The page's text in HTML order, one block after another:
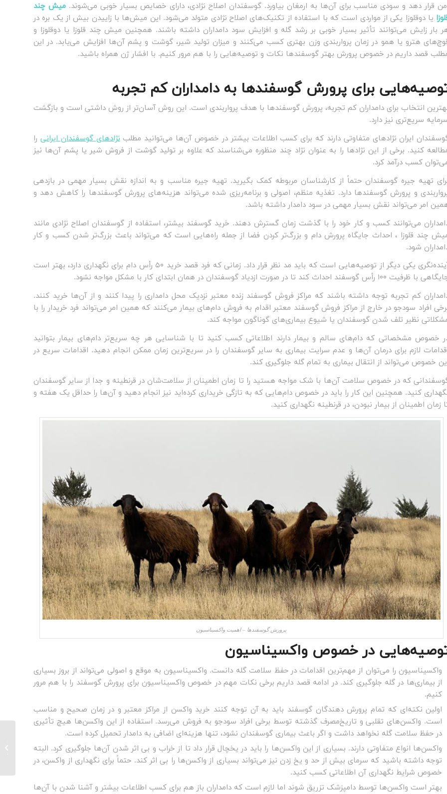
قرار دهد و سودی مناسب برای آن‌ها به ارمغان بیاورد. گوسفندان اصلاح نژادی، دارای خصایص بسیار خوبی می‌شوند.میش چند
یا دوقلوزا یکی از مواردی است که با استفاده از تکنیک‌های اصلاح نژادی متولد می‌شود. این میش‌ها با زاییدن بیش از یک بره در
بار زایش می‌توانند تأثیر بسیار خوبی بر رشد گله و افزایش سود دامداران داشته باشند. همچنین میش چند قلوزا یا دوقلوزا و
هترو یا همو در زمان پرواربندی وزن بهتری کسب می‌کنند و میزان تولید شیر، گوشت و پشم آن‌ها افزایش می‌یابد. در این
قصد داریم در خصوص پرورش بهتر گوسفندها نکات و توصیه‌هایی را با هم مرور کنیم. با افشار ژن همراه باشید.
برای پرورش گوسفندها به دامداران کم تجربه
انتخاب برای دامداران کم تجربه، پرورش گوسفندها با هدف پرواربندی است. این روش آسان‌تر از روش داشتی است و بازگشت
سریع‌تری نیز دارد.
ایران نژادهای متفاوتی دارند که برای کسب اطلاعات بیشتر در خصوص آن‌ها می‌توانید مطلبنژادهای گوسفندان ایرانی را
کنید. برخی از این نژادها را به عنوان نژاد چند منظوره می‌شناسند که علاوه بر تولید گوشت از فروش شیر یا پشم آن‌ها نیز
کسب درآمد کرد.
تهیه جیره گوسفندان حتماً از کارشناسان مربوطه کمک بگیرید. تهیه جیره مناسب و به اندازه نقش بسیار مهمی در بازدهی
و پرورش گوسفندها دارد. تغذیه منظم، اصولی و برنامه‌ریزی شده می‌تواند هزینه‌های پرورش گوسفندها را کاهش دهد و
امر می‌تواند نقش بسیار مهمی در سود دامدار داشته باشد.
می‌توانند کسب و کار خود را با گذشت زمان گسترش دهند. خرید گوسفند بیشتر، استفاده از گوسفندان اصلاح نژادی مانند
چند قلوزا ، احداث جایگاه پرورش دام و بزرگ‌تر کردن فضا از جمله راه‌هایی است که می‌تواند باعث بزرگ‌تر شدن کسب و کار
شود.
آینده‌نگری یکی دیگر از توصیه‌هایی است که باید مد نظر قرار داد. زمانی که فرد قصد خرید ۵۰ رأس دام برای نگهداری دارد، بهتر است
با ظرفیت ۱۰۰ رأس گوسفند احداث کند تا در صورت ازدیاد گوسفندان در همان ابتدای کار با مشکل مواجه نشود.
کم تجربه توجه داشته باشند که مراکز فروش گوسفند زنده معتبر نزدیک محل دامداری را پیدا کنند و از آن‌ها خرید کنند.
افراد سودجو در خارج از مراکز فروش گوسفند معتبر اقدام به فروش دام‌های بیمار می‌کنند که همین امر می‌تواند فرد خریدار را با
نظیر تلف شدن گوسفندان یا شیوع بیماری‌های گوناگون مواجه کند.
خصوص مشخصاتی که دام‌های سالم و بیمار دارند اطلاعاتی کسب کنید تا با شناسایی هر چه سریع‌تر دام‌های بیمار بتوانید
لازم برای درمان آن‌ها و عدم سرایت بیماری به سایر گوسفندان را در سریع‌ترین زمان ممکن انجام دهید. اقدامات سریع در
خصوص می‌تواند از انتقال بیماری به تمام گله جلوگیری کند.
که در خصوص سلامت آن‌ها با شک مواجه هستید را تا زمان اطمینان از سلامت‌شان در قرنطینه و جدا از سایر گوسفندان
کنید. همچنین این کار را باید در خصوص دام‌هایی که به تازگی خریداری کرده‌اید نیز انجام دهید و آن‌ها را حداقل یک هفته و
زمان اطمینان از بیمار نبودن، در قرنطینه نگهداری کنید.
پرورش گوسفندها – اهمیت واکسیناسیون
در خصوص واکسیناسیون
واکسیناسیون را می‌توان از مهم‌ترین اقدامات در حفظ سلامت گله دانست. واکسیناسیون به موقع و اصولی می‌تواند از بروز بسیاری
از بیماری‌ها در گله جلوگیری کند. در ادامه قصد داریم برخی نکات مهم در خصوص واکسیناسیون برای پرورش گوسفند را با هم مرور
کنیم.
اولین نکته‌ای که تمام پرورش دهندگان گوسفند باید به آن توجه کنند خرید واکسن از مراکز معتبر و در زمان صحیح و مناسب
است. واکسن‌های تقلبی و تاریخ‌مصرف گذشته توسط برخی افراد سودجو به فروش می‌رسد. استفاده از این واکسن‌ها هیچ تأثیری
در حفظ سلامت گله نخواهد داشت و اگر باعث بیماری گوسفندان نشود، تنها هزینه‌ای اضافی به دامدار تحمیل کرده است.
واکسن‌ها انواع متفاوتی دارند. بسیاری از این واکسن‌ها را باید در یخچال قرار داد تا از خراب و بی اثر شدن آن‌ها جلوگیری کرد. البته
توجه داشته باشید که سرمای بیش از حد و یخ زدن نیز می‌تواند بسیاری از واکسن‌ها را بی اثر کند. حتماً برای نگهداری از واکسن، در
خصوص شرایط نگهداری آن اطلاعاتی کسب کنید.
بهتر است واکسن‌ها توسط دامپزشک تزریق شوند اما لازم است که دامداران باز هم برای کسب اطلاعات بیشتر و آشنا شدن با آن‌ها